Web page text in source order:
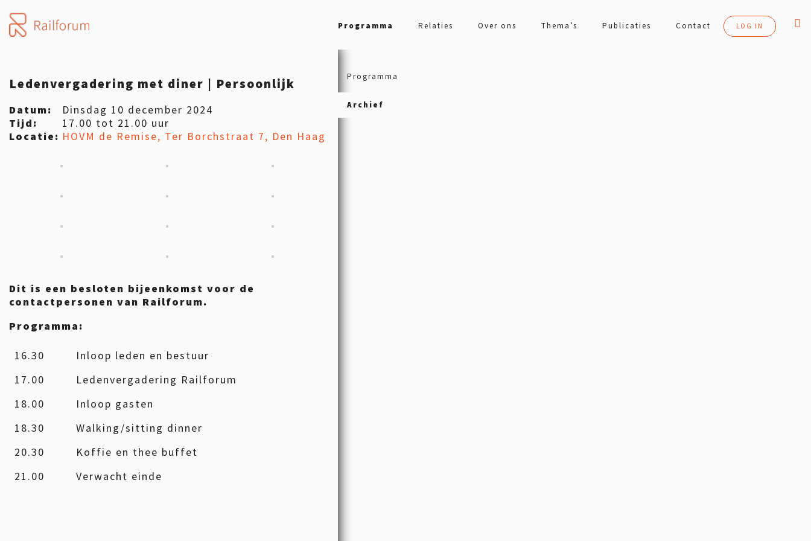
Programma Relaties Over ons Thema’s Publicaties Contact LOG IN
Programma
Archief
Ledenvergadering met diner | Persoonlijk
Datum:
Dinsdag 10 december 2024
Tijd:
17.00 tot 21.00 uur
Locatie: HOVM de Remise, Ter Borchstraat 7, Den Haag
Dit is een besloten bijeenkomst voor de
contactpersonen van Railforum.
Programma:
16.30
Inloop leden en bestuur
17.00
Ledenvergadering Railforum
18.00
Inloop gasten
18.30
Walking/sitting dinner
20.30
Koffie en thee buffet
21.00
Verwacht einde